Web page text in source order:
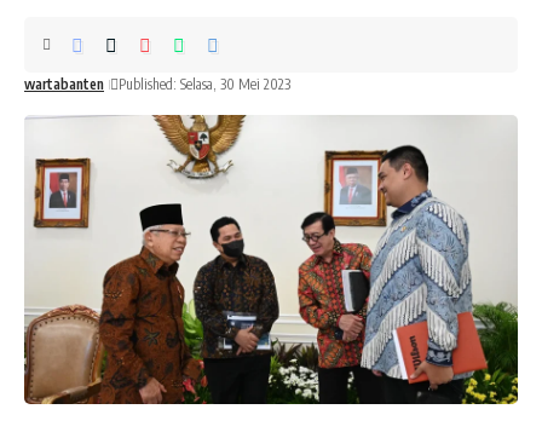
wartabanten Published: Selasa, 30 Mei 2023